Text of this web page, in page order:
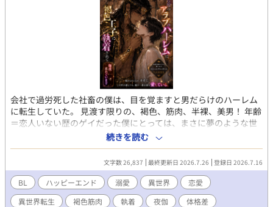
会社で過労死した社畜の僕は、目を覚ますと男だらけのハーレム
に転生していた。 見渡す限りの、褐色、筋肉、半裸、美男！ 年齢
＝恋人いない歴のゲイだった僕にとっては、まさに夢のような世
界……と思ったのも束の間。 ハーレムの主・ナシール王子は、圧
倒的な雄の色気を持つ絶世の美丈夫だった。 しかも、なぜか初対
面の僕を夜伽の相手に指名。 初めてのえっちで身も心も溶かされ
た僕は、その日から王子に独占欲全開で毎夜求められるようにな
ってしまい――！？ 褐色筋肉王子×小柄華奢受け 身分差・体格
差・溺愛執着BL
続きを読む
文字数 26,837 最終更新日 2026.7.26 登録日 2026.7.16
BL ハッピーエンド 溺愛 異世界
恋愛
異世界転生
褐色筋肉 執着 夜伽 体格差